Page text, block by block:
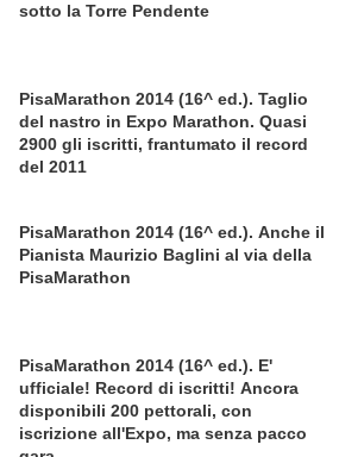
sotto la Torre Pendente
PisaMarathon 2014 (16^ ed.). Taglio
del nastro in Expo Marathon. Quasi
2900 gli iscritti, frantumato il record
del 2011
PisaMarathon 2014 (16^ ed.). Anche il
Pianista Maurizio Baglini al via della
PisaMarathon
PisaMarathon 2014 (16^ ed.). E'
ufficiale! Record di iscritti! Ancora
disponibili 200 pettorali, con
iscrizione all'Expo, ma senza pacco